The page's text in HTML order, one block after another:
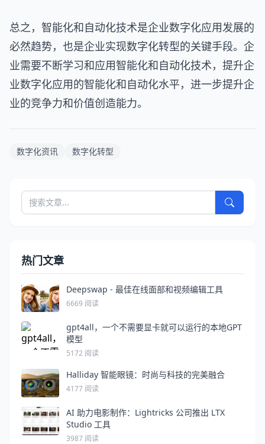
总之，智能化和自动化技术是企业数字化应用发展的
必然趋势，也是企业实现数字化转型的关键手段。企
业需要不断学习和应用智能化和自动化技术，提升企
业数字化应用的智能化和自动化水平，进一步提升企
业的竞争力和价值创造能力。
数字化资讯 数字化转型
热门文章
Deepswap - 最佳在线面部和视频编辑工具
6669 阅读
gpt4all，一个不需要显卡就可以运行的本地GPT
模型
5172 阅读
Halliday 智能眼镜：时尚与科技的完美融合
4177 阅读
AI 助力电影制作：Lightricks 公司推出 LTX
Studio 工具
3987 阅读